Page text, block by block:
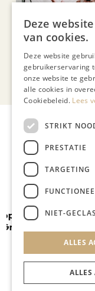
Bekijk alle
Deze
van cookies.
Deze website
gebruikerservaring
onze website te
alle cookies in
Cookiebeleid. Lees
STRIKT
PRESTATIE
TARGETING
NIET-
ALLES
ALLES